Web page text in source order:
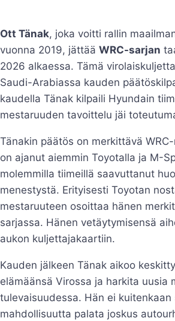
Ott Tänak, joka voitti rallin
vuonna 2019, jättää WRC-sarjan
2026 alkaessa. Tämä
Saudi-Arabiassa kauden
kaudella Tänak kilpaili Hyundain
mestaruuden tavoittelu jäi
Tänakin päätös on merkittävä
on ajanut aiemmin Toyotalla ja M-
molemmilla tiimeillä saavuttanut
menestystä. Erityisesti Toyotan
mestaruuteen osoittaa hänen
sarjassa. Hänen vetäytymisensä
aukon kuljettajakaartiin.
Kauden jälkeen Tänak aikoo
elämäänsä Virossa ja harkita uusia
tulevaisuudessa. Hän ei kuitenkaan
mahdollisuutta palata joskus